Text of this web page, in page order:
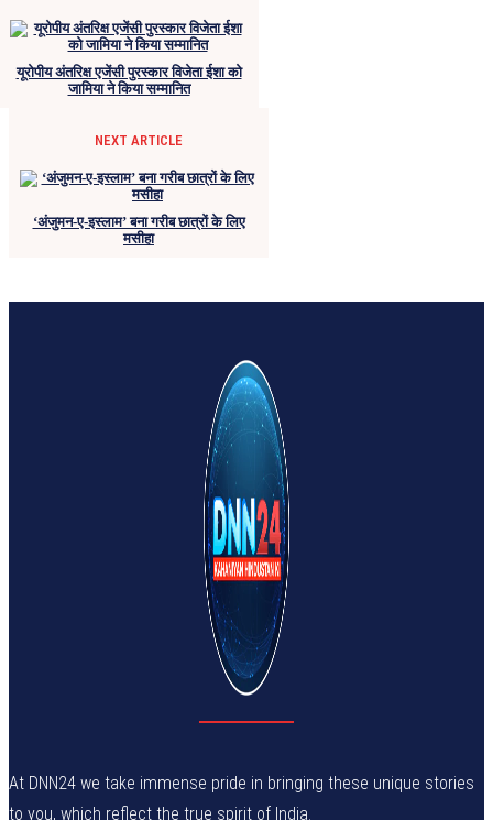
यूरोपीय अंतरिक्ष एजेंसी पुरस्कार विजेता ईशा को
जामिया ने किया सम्मानित
NEXT ARTICLE
‘अंजुमन-ए-इस्लाम’ बना गरीब छात्रों के लिए
मसीहा
At DNN24 we take immense pride in bringing these unique stories
to you, which reflect the true spirit of India.